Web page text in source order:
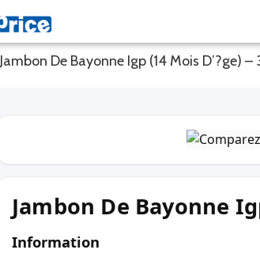
Jambon De Bayonne Igp (14 Mois D’?ge)
Jambon De Bayonne
Information